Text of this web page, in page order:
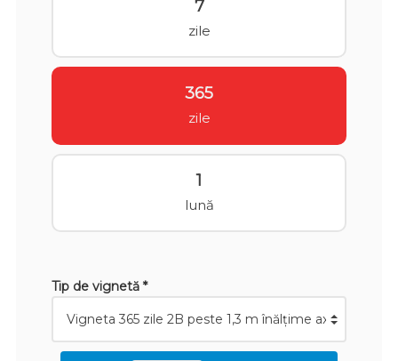
7
zile
365
zile
1
lună
Tip de vignetă *